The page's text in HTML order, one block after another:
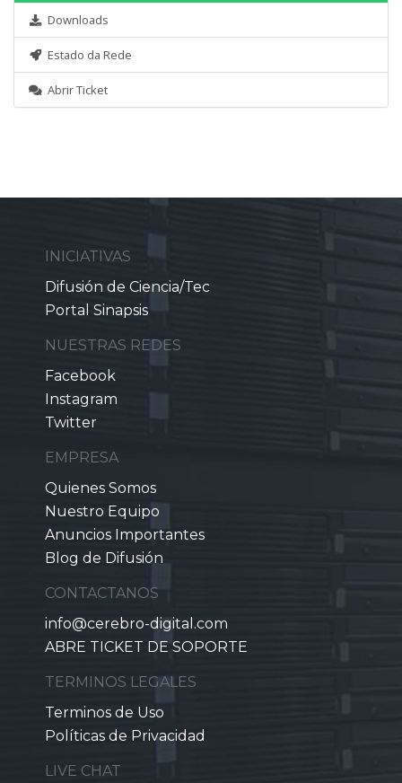
Downloads
Estado da Rede
Abrir Ticket
INICIATIVAS
Difusión de Ciencia/Tec
Portal Sinapsis
NUESTRAS REDES
Facebook
Instagram
Twitter
EMPRESA
Quienes Somos
Nuestro Equipo
Anuncios Importantes
Blog de Difusión
CONTACTANOS
info@cerebro-digital.com
ABRE TICKET DE SOPORTE
TERMINOS LEGALES
Terminos de Uso
Políticas de Privacidad
LIVE CHAT